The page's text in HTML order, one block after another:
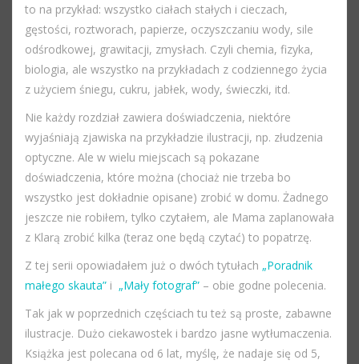
to na przykład: wszystko ciałach stałych i cieczach,
gęstości, roztworach, papierze, oczyszczaniu wody, sile
odśrodkowej, grawitacji, zmysłach. Czyli chemia, fizyka,
biologia, ale wszystko na przykładach z codziennego życia
z użyciem śniegu, cukru, jabłek, wody, świeczki, itd.
Nie każdy rozdział zawiera doświadczenia, niektóre
wyjaśniają zjawiska na przykładzie ilustracji, np. złudzenia
optyczne. Ale w wielu miejscach są pokazane
doświadczenia, które można (chociaż nie trzeba bo
wszystko jest dokładnie opisane) zrobić w domu. Żadnego
jeszcze nie robiłem, tylko czytałem, ale Mama zaplanowała
z Klarą zrobić kilka (teraz one będą czytać) to popatrzę.
Z tej serii opowiadałem już o dwóch tytułach „Poradnik
małego skauta” i „Mały fotograf” – obie godne polecenia.
Tak jak w poprzednich częściach tu też są proste, zabawne
ilustracje. Dużo ciekawostek i bardzo jasne wytłumaczenia.
Książka jest polecana od 6 lat, myślę, że nadaje się od 5,